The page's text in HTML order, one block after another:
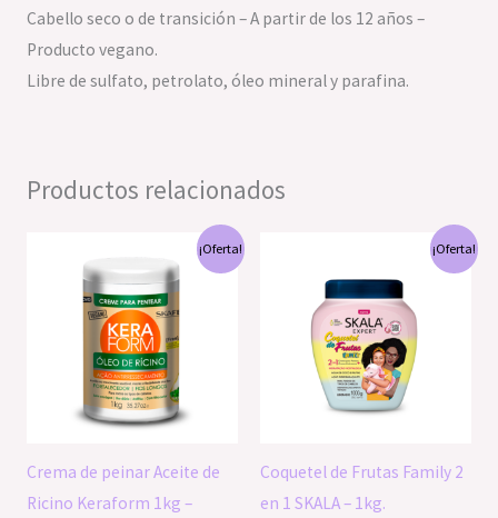
Cabello seco o de transición – A partir de los 12 años –
Producto vegano.
Libre de sulfato, petrolato, óleo mineral y parafina.
Productos relacionados
¡Oferta!
Crema de peinar Aceite de
Ricino Keraform 1kg –
precio
original
era:
S/64.00.
actual
es:
S/60.00.
¡Oferta!
Coquetel de Frutas Family 2
en 1 SKALA – 1kg.
original
era:
S/52.90.
actual
es:
S/40.00.